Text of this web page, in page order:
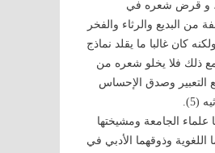
و قرض شعره في
من البديع والرثاء والفخر
كان غالبا ما يقلد نماذج
ذلك فلا يخلو شعره من
التعبير وصدق الإحساس
(5).
علماء الجامعة ومشيختها
وذوقهما الأدبي في